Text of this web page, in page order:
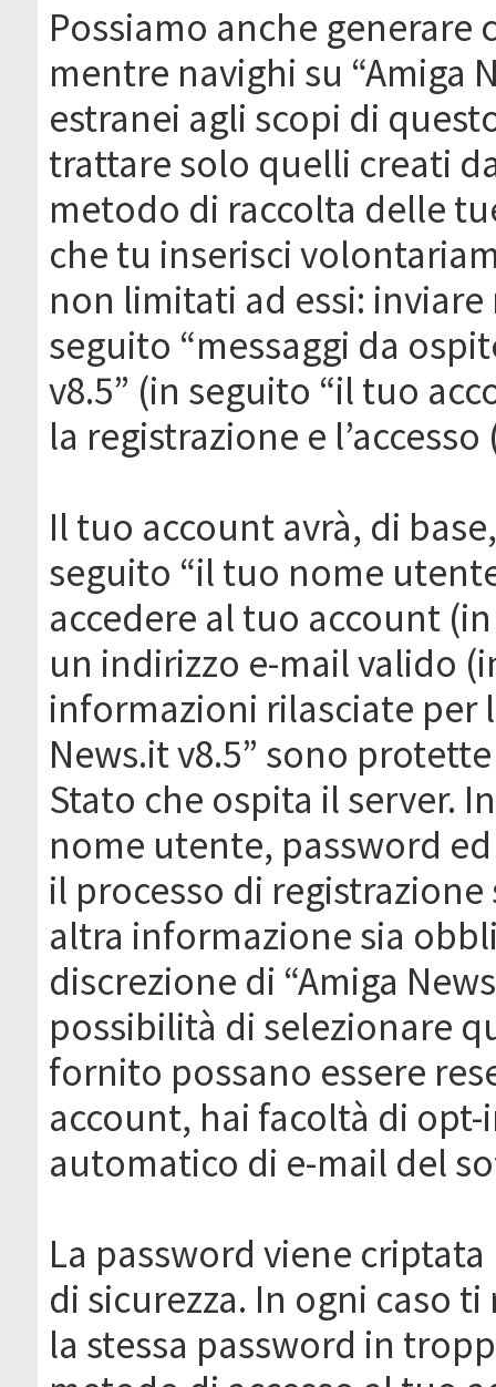
Possiamo anche
mentre navighi su “Amiga
estranei agli scopi di
trattare solo quelli creati
metodo di raccolta delle
che tu inserisci
non limitati ad essi:
seguito “messaggi da
v8.5” (in seguito “il tuo
la registrazione e
Il tuo account avrà, di
seguito “il tuo nome
accedere al tuo account
un indirizzo e-mail valido
informazioni rilasciate per
News.it v8.5” sono
Stato che ospita il server.
nome utente, password
il processo di registrazione
altra informazione sia
discrezione di “Amiga
possibilità di selezionare
fornito possano essere
account, hai facoltà di
automatico di e-mail del
La password viene
di sicurezza. In ogni caso
la stessa password in